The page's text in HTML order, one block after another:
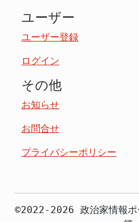
ユーザー
ユーザー登録
ログイン
その他
お知らせ
お問合せ
プライバシーポリシー
©2022-2026 政治家情報ポ